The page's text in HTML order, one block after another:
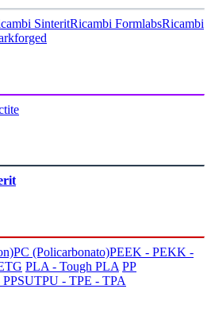
SinteritRicambi FormlabsRicambi
PC (Policarbonato)PEEK - PEKK -
PLA - Tough PLA PP
PPSUTPU - TPE - TPA